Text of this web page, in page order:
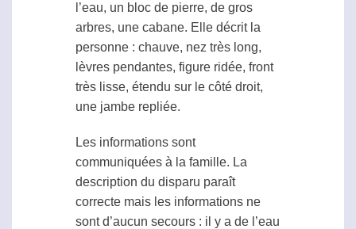
l’eau, un bloc de pierre, de gros
arbres, une cabane. Elle décrit la
personne : chauve, nez très long,
lèvres pendantes, figure ridée, front
très lisse, étendu sur le côté droit,
une jambe repliée.
Les informations sont
communiquées à la famille. La
description du disparu paraît
correcte mais les informations ne
sont d’aucun secours : il y a de l’eau